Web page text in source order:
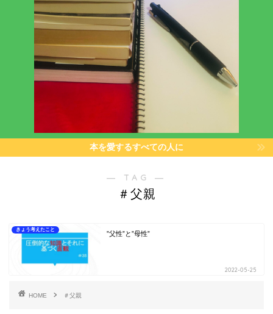
本を愛するすべての人に
― TAG ―
＃父親
きょう考えたこと
”父性”と”母性”
2022-05-25
HOME ＃父親